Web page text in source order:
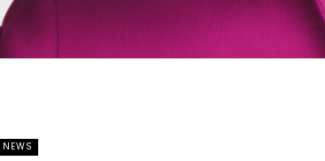
NEWS